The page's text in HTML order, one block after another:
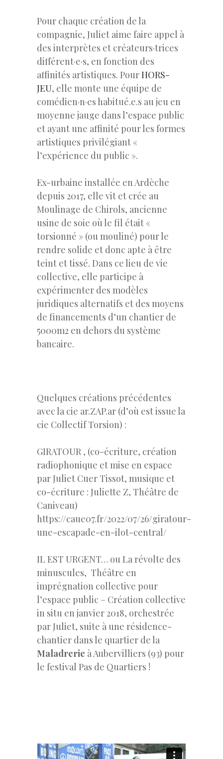
Pour chaque création de la
compagnie, Juliet aime faire appel à
des interprètes et créateurs·trices
différent·e·s, en fonction des
affinités artistiques. PourHORS-
JEU, elle monte une équipe de
comédien·n·es habitué.e.s au jeu en
moyenne jauge dans l’espace public
et ayant une affinité pour les formes
artistiques privilégiant «
l’expérience du public ».
Ex-urbaine installée en Ardèche
depuis 2017, elle vit et crée au
Moulinage de Chirols, ancienne
usine de soie où le fil était «
torsionné » (ou mouliné) pour le
rendre solide et donc apte à être
teint et tissé. Dans ce lieu de vie
collective, elle participe à
expérimenter des modèles
juridiques alternatifs et des moyens
de financements d’un chantier de
5000m2 en dehors du système
bancaire.
Quelques créations précédentes
avec la cie ar.ZAP.ar (d’où est issue la
cie Collectif Torsion) :
GIRATOUR , (co-écriture, création
radiophonique et mise en espace
par Juliet Cuer Tissot, musique et
co-écriture : Juliette Z, Théâtre de
Caniveau)
https://caue07.fr/2022/07/26/giratour-
une-escapade-en-ilot-central/
IL EST URGENT… ou La révolte des
minuscules, Théâtre en
imprégnation collective pour
l’espace public – Création collective
in situ en janvier 2018, orchestrée
par Juliet, suite à une résidence-
chantier dans le quartier de la
Maladrerie à Aubervilliers (93) pour
le festival Pas de Quartiers !